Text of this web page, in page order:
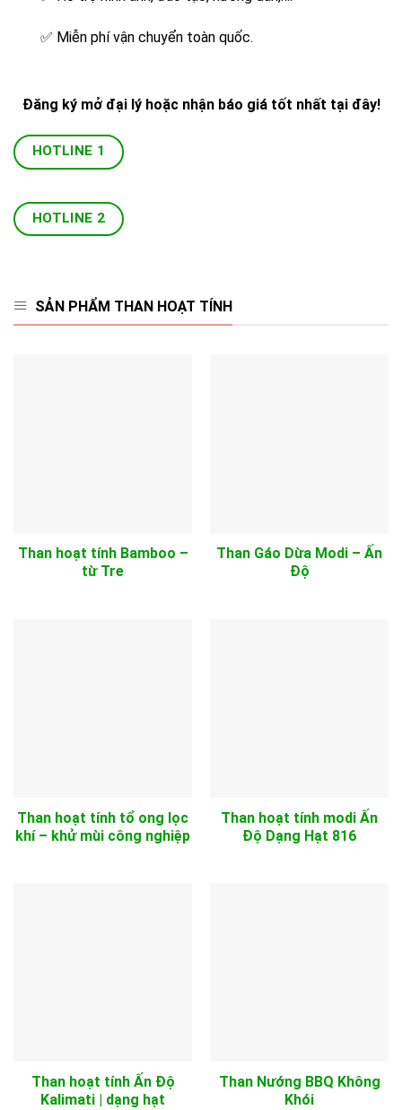
✅ Miễn phí vận chuyển toàn quốc.
Đăng ký mở đại lý hoặc nhận báo giá tốt nhất tại đây!
HOTLINE 1
HOTLINE 2
SẢN PHẨM THAN HOẠT TÍNH
Than hoạt tính Bamboo –
từ Tre
Than Gáo Dừa Modi – Ấn
Độ
Than hoạt tính tổ ong lọc
khí – khử mùi công nghiệp
Than hoạt tính modi Ấn
Độ Dạng Hạt 816
Than hoạt tính Ấn Độ
Kalimati | dạng hạt
Than Nướng BBQ Không
Khói